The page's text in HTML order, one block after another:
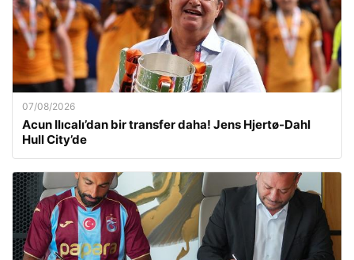
07/08/2026
Acun Ilıcalı’dan bir transfer daha! Jens Hjertø-Dahl
Hull City’de